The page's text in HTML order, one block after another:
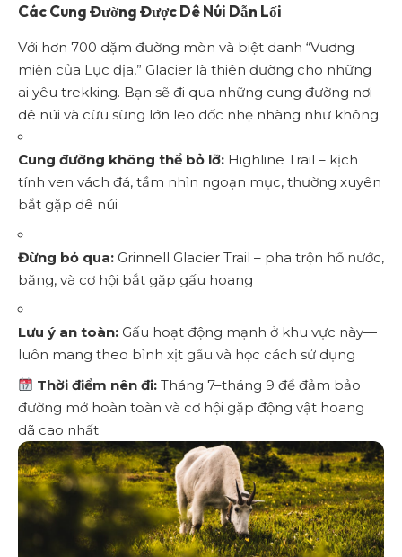
Các Cung Đường Được Dê Núi Dẫn Lối
Với hơn 700 dặm đường mòn và biệt danh “Vương
miện của Lục địa,” Glacier là thiên đường cho những
ai yêu trekking. Bạn sẽ đi qua những cung đường nơi
dê núi và cừu sừng lớn leo dốc nhẹ nhàng như không.
Cung đường không thể bỏ lỡ: Highline Trail – kịch
tính ven vách đá, tầm nhìn ngoạn mục, thường xuyên
bắt gặp dê núi
Đừng bỏ qua: Grinnell Glacier Trail – pha trộn hồ nước,
băng, và cơ hội bắt gặp gấu hoang
Lưu ý an toàn: Gấu hoạt động mạnh ở khu vực này—
luôn mang theo bình xịt gấu và học cách sử dụng
Thời điểm nên đi: Tháng 7–tháng 9 để đảm bảo
đường mở hoàn toàn và cơ hội gặp động vật hoang
dã cao nhất